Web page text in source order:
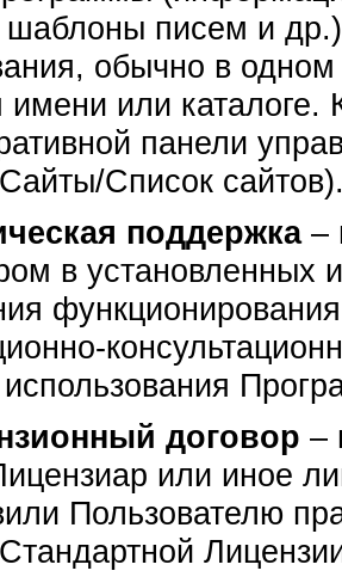
писем и др.)
обычно в
или каталоге.
панели
Список
поддержка–
в установленных
договор –
или иное
Пользователю